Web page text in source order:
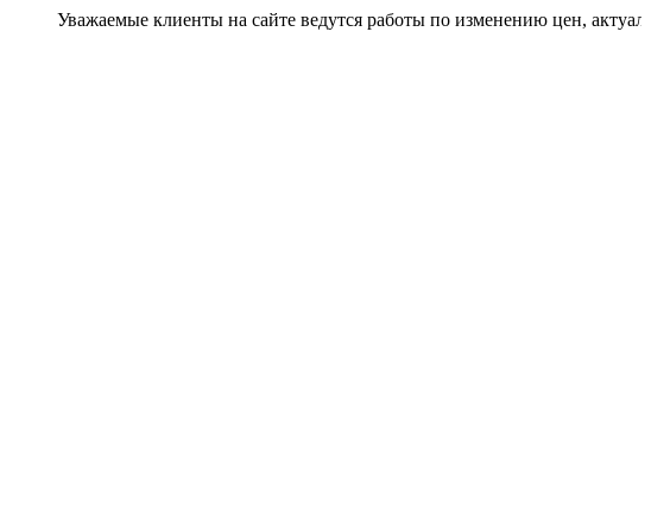
Уважаемые клиенты на сайте ведутся работы по изменению цен, актуальную